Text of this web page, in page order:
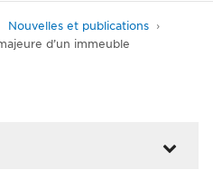
Nouvelles et publications
d’un immeuble